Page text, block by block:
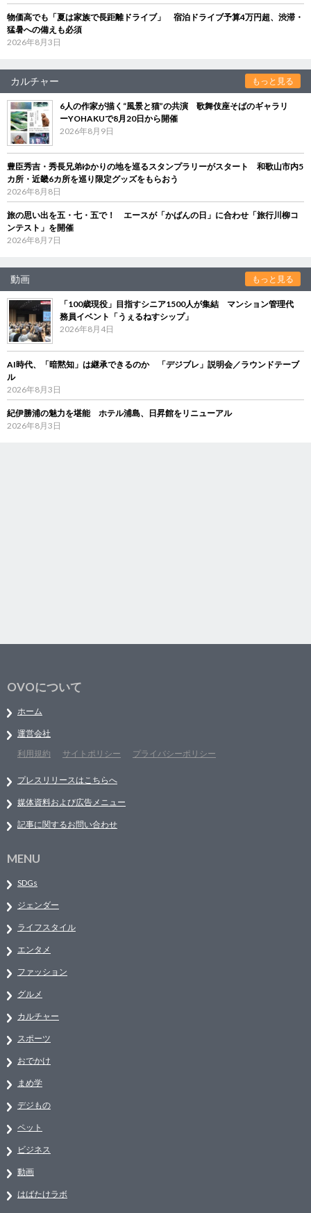
物価高でも「夏は家族で長距離ドライブ」 宿泊ドライブ予算4万円超、渋滞・
猛暑への備えも必須
2026年8月3日
カルチャー もっと見る
6人の作家が描く“風景と猫”の共演 歌舞伎座そばのギャラリ
ーYOHAKUで8月20日から開催
2026年8月9日
豊臣秀吉・秀長兄弟ゆかりの地を巡るスタンプラリーがスタート 和歌山市内5
カ所・近畿6カ所を巡り限定グッズをもらおう
2026年8月8日
旅の思い出を五・七・五で！ エースが「かばんの日」に合わせ「旅行川柳コ
ンテスト」を開催
2026年8月7日
動画 もっと見る
「100歳現役」目指すシニア1500人が集結 マンション管理代
務員イベント「うぇるねすシップ」
2026年8月4日
AI時代、「暗黙知」は継承できるのか 「デジブレ」説明会／ラウンドテーブ
ル
2026年8月3日
紀伊勝浦の魅力を堪能 ホテル浦島、日昇館をリニューアル
2026年8月3日
OVOについて
ホーム
運営会社
利用規約
サイトポリシー プライバシーポリシー
プレスリリースはこちらへ
媒体資料および広告メニュー
記事に関するお問い合わせ
MENU
SDGs
ジェンダー
ライフスタイル
エンタメ
ファッション
グルメ
カルチャー
スポーツ
おでかけ
まめ学
デジもの
ペット
ビジネス
動画
はばたけラボ